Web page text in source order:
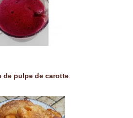
de pulpe de carotte